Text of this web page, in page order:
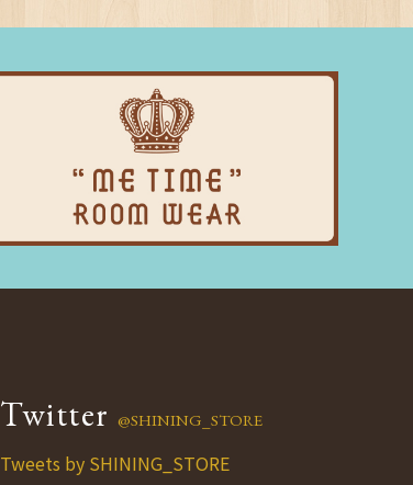
Twitter @SHINING_STORE
Tweets by SHINING_STORE